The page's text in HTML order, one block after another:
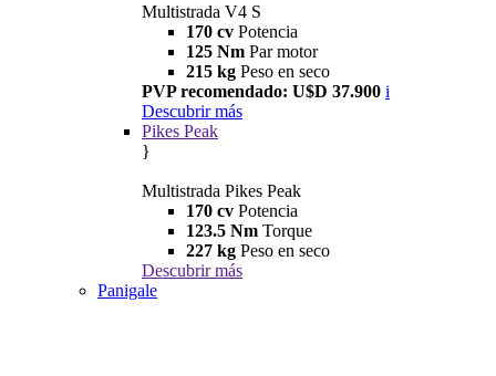
Multistrada V4 S
170 cv Potencia
125 Nm Par motor
215 kg Peso en seco
PVP recomendado: U$D 37.900 i
Descubrir más
Pikes Peak
}
Multistrada Pikes Peak
170 cv Potencia
123.5 Nm Torque
227 kg Peso en seco
Descubrir más
Panigale